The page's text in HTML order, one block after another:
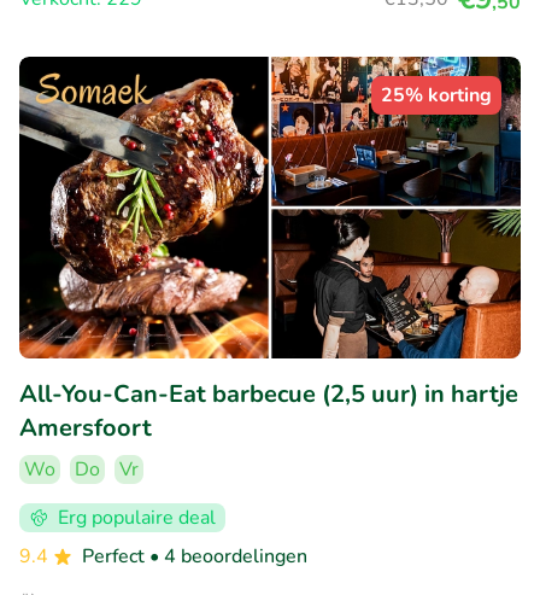
25% korting
All-You-Can-Eat barbecue (2,5 uur) in hartje
Amersfoort
Wo Do
Vr
Erg populaire deal
9.4
Perfect • 4 beoordelingen